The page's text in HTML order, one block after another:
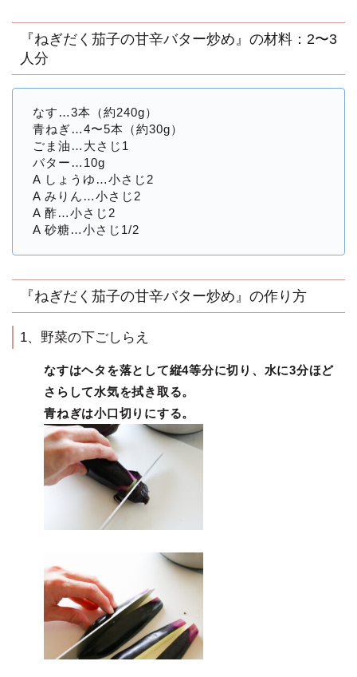
『ねぎだく茄子の甘辛バター炒め』の材料：2〜3
人分
なす…3本（約240g）
青ねぎ…4〜5本（約30g）
ごま油…大さじ1
バター…10g
A しょうゆ…小さじ2
A みりん…小さじ2
A 酢…小さじ2
A 砂糖…小さじ1/2
『ねぎだく茄子の甘辛バター炒め』の作り方
1、野菜の下ごしらえ
なすはヘタを落として縦4等分に切り、水に3分ほど
さらして水気を拭き取る。
青ねぎは小口切りにする。